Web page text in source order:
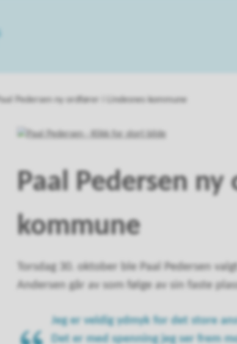
Paal Pedersen ny ordfører i Lindesnes kommune
Paal Pedersen
kommune
Torsdag 30. oktober ble Paal Pedersen
Andersen går av som følge av sin faste
Jeg er veldig ydmyk for det store
Det er med spenning jeg ser frem